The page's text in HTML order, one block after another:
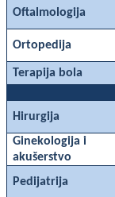
Oftalmologija
Ortopedija
Terapija bola
Hirurgija
Ginekologija i
akušerstvo
Pedijatrija